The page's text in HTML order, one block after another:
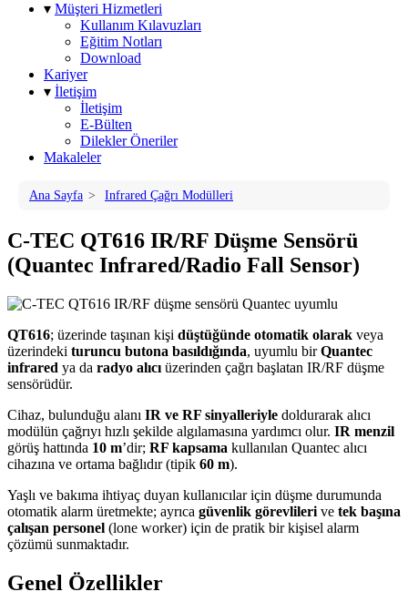
▾ Müşteri Hizmetleri
Kullanım Kılavuzları
Eğitim Notları
Download
Kariyer
▾ İletişim
İletişim
E-Bülten
Dilekler Öneriler
Makaleler
Ana Sayfa > Infrared Çağrı Modülleri
C-TEC QT616 IR/RF Düşme Sensörü
(Quantec Infrared/Radio Fall Sensor)
QT616; üzerinde taşınan kişi düştüğünde otomatik olarak veya
üzerindeki turuncu butona basıldığında, uyumlu birQuantec
infrared ya da radyo alıcı üzerinden çağrı başlatan IR/RF düşme
sensörüdür.
Cihaz, bulunduğu alanı IR ve RF sinyalleriyle doldurarak alıcı
modülün çağrıyı hızlı şekilde algılamasına yardımcı olur. IR menzil
görüş hattında 10 m’dir; RF kapsama kullanılan Quantec alıcı
cihazına ve ortama bağlıdır (tipik 60 m).
Yaşlı ve bakıma ihtiyaç duyan kullanıcılar için düşme durumunda
otomatik alarm üretmekte; ayrıca güvenlik görevlileri ve tek başına
çalışan personel (lone worker) için de pratik bir kişisel alarm
çözümü sunmaktadır.
Genel Özellikler